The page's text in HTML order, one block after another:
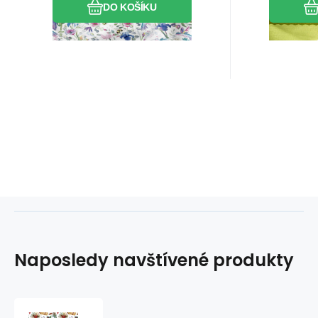
DO KOŠÍKU
oživte své nápady!
oživte
Naposledy navštívené produkty